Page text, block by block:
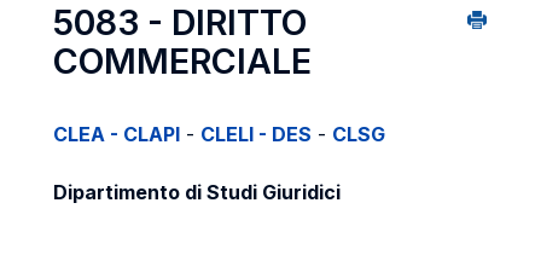
5083 - DIRITTO
COMMERCIALE
CLEA - CLAPI - CLELI - DES - CLSG
Dipartimento di Studi Giuridici